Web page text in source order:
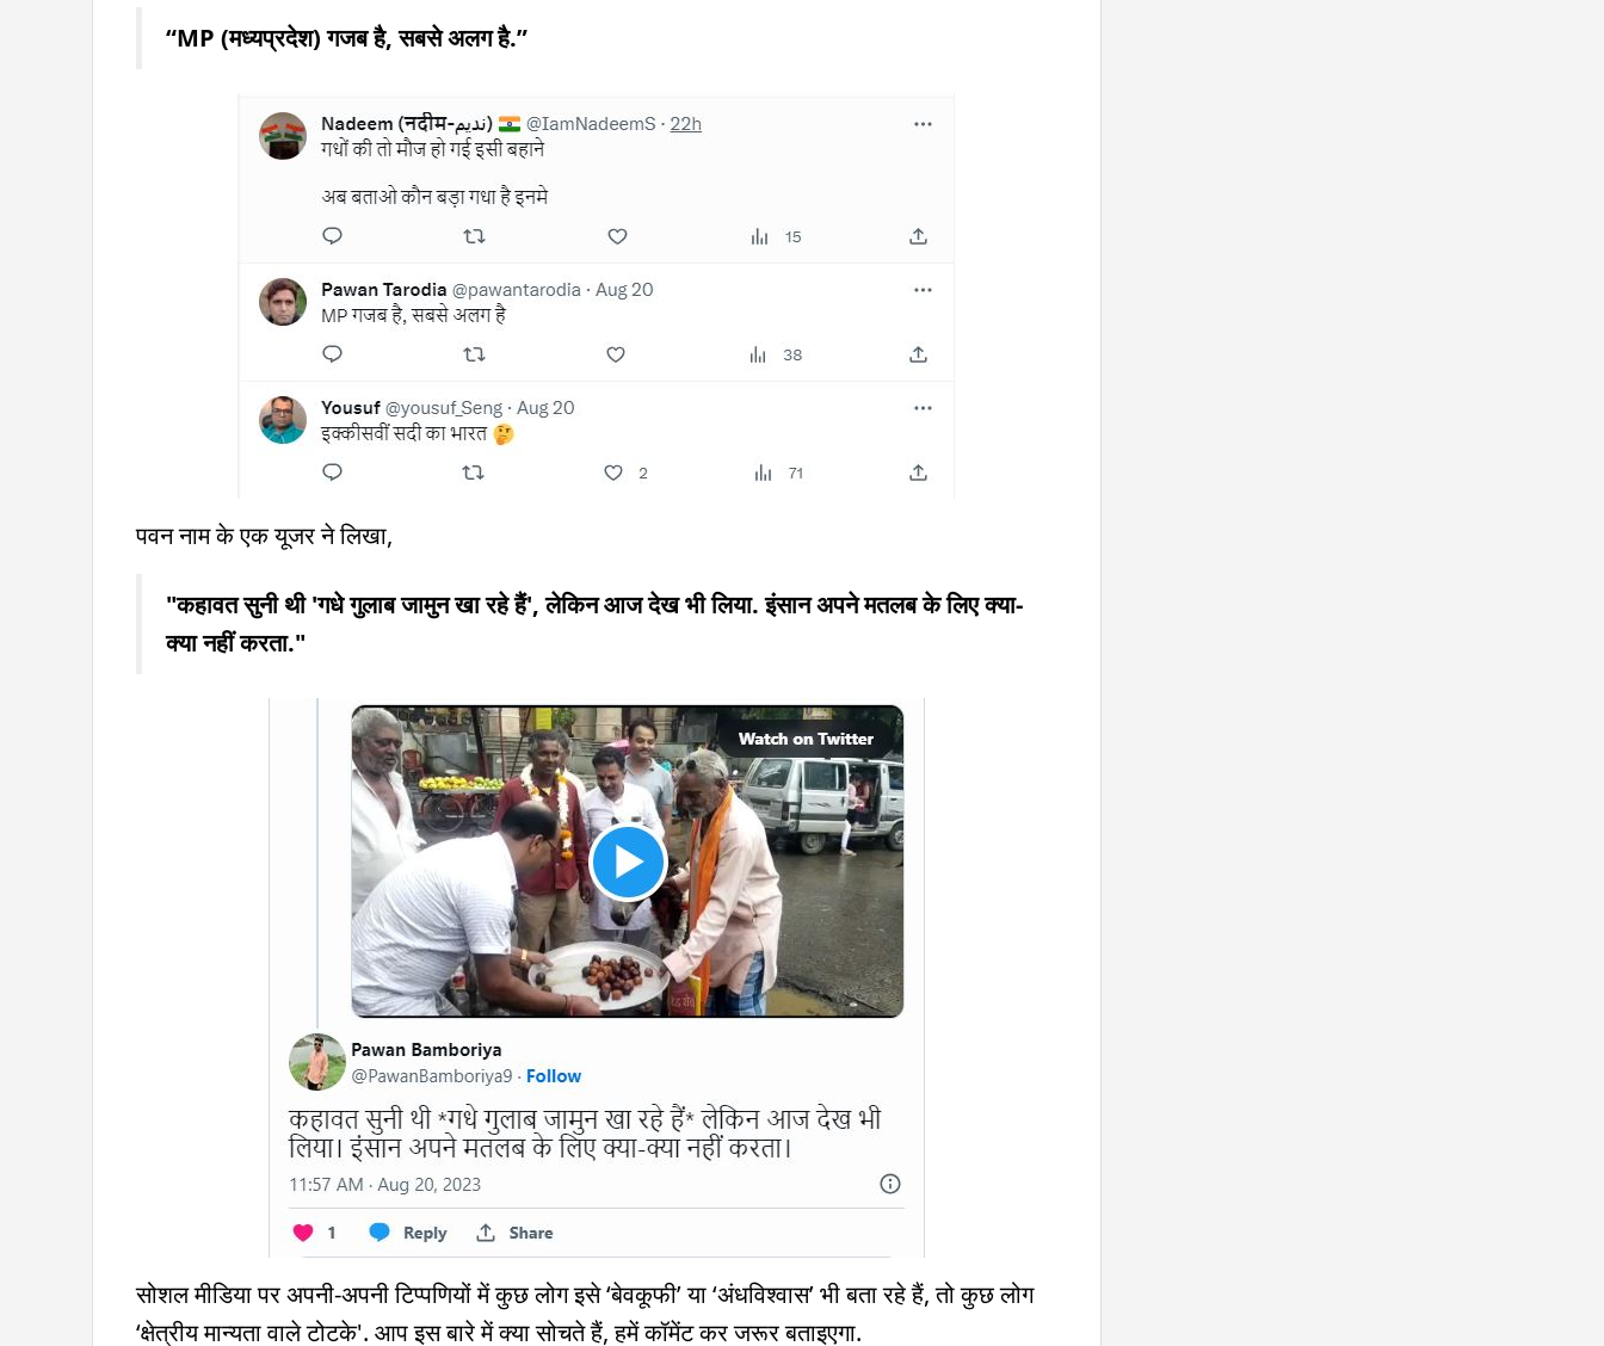
“MP (मध्यप्रदेश) गजब है, सबसे अलग है.”
पवन नाम के एक यूजर ने लिखा,
"कहावत सुनी थी 'गधे गुलाब जामुन खा रहे हैं', लेकिन आज देख भी लिया. इंसान अपने मतलब के लिए क्या-
क्या नहीं करता."
सोशल मीडिया पर अपनी-अपनी टिप्पणियों में कुछ लोग इसे ‘बेवकूफी’ या ‘अंधविश्वास’ भी बता रहे हैं, तो कुछ लोग
‘क्षेत्रीय मान्यता वाले टोटके'. आप इस बारे में क्या सोचते हैं, हमें कॉमेंट कर जरूर बताइएगा.